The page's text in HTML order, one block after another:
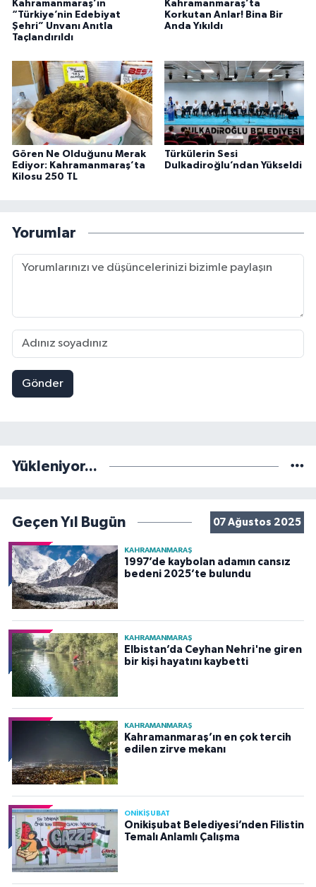
Kahramanmaraş’ın
“Türkiye’nin Edebiyat
Şehri” Unvanı Anıtla
Taçlandırıldı
Kahramanmaraş’ta
Korkutan Anlar! Bina Bir
Anda Yıkıldı
Gören Ne Olduğunu Merak
Ediyor: Kahramanmaraş’ta
Kilosu 250 TL
Türkülerin Sesi
Dulkadiroğlu’ndan Yükseldi
Yorumlar
Gönder
Yükleniyor...
Geçen Yıl Bugün 07 Ağustos 2025
KAHRAMANMARAŞ
1997’de kaybolan adamın cansız
bedeni 2025’te bulundu
KAHRAMANMARAŞ
Elbistan’da Ceyhan Nehri'ne giren
bir kişi hayatını kaybetti
KAHRAMANMARAŞ
Kahramanmaraş’ın en çok tercih
edilen zirve mekanı
ONİKİŞUBAT
Onikişubat Belediyesi’nden Filistin
Temalı Anlamlı Çalışma